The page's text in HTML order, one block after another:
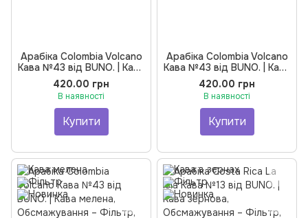
Арабіка Colombia Volcano
Кава №43 від BUNO. | Кава
мелена, Обсмажування –
Еспресо, Помел – Еспресо,
250 г
420.00 грн
В наявності
Купити
Арабіка Colombia Volcano
Кава №43 від BUNO. | Кава
зернова, Обсмажування –
Фільтр, 250 г
420.00 грн
В наявності
Купити